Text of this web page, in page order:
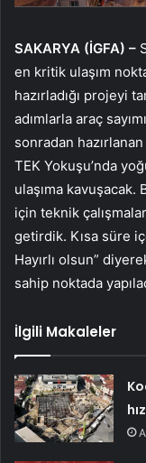
SAKARYA (İGFA) –
en kritik ulaşım
hazırladığı projeyi
adımlarla araç
sonradan
TEK Yokuşu’nda
ulaşıma kavuşacak.
için teknik
getirdik. Kısa süre
Hayırlı olsun”
sahip noktada
İlgili Makaleler